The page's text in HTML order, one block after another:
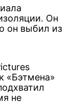
Он
он выбил из
«Бэтмена»
не